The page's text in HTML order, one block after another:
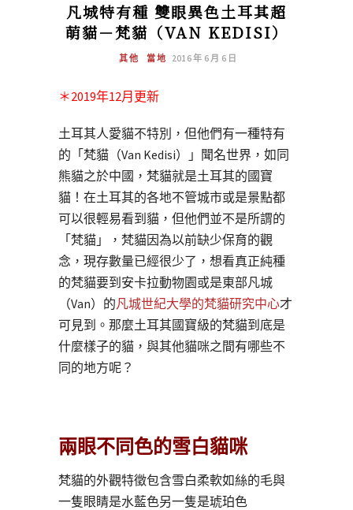
凡城特有種 雙眼異色土耳其超
萌貓－梵貓（VAN KEDISI）
其他 當地 2016 年 6 月 6 日
＊2019年12月更新
土耳其人愛貓不特別，但他們有一種特有
的「梵貓（Van Kedisi）」聞名世界，如同
熊貓之於中國，梵貓就是土耳其的國寶
貓！在土耳其的各地不管城市或是景點都
可以很輕易看到貓，但他們並不是所謂的
「梵貓」，梵貓因為以前缺少保育的觀
念，現存數量已經很少了，想看真正純種
的梵貓要到安卡拉動物園或是東部凡城
（Van）的凡城世紀大學的梵貓研究中心才
可見到。那麼土耳其國寶級的梵貓到底是
什麼樣子的貓，與其他貓咪之間有哪些不
同的地方呢？
兩眼不同色的雪白貓咪
梵貓的外觀特徵包含雪白柔軟如絲的毛與
一隻眼睛是水藍色另一隻是琥珀色